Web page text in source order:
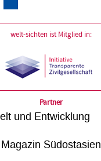
welt-sichten ist Mitglied in:
Partner
und Entwicklung
Magazin Südostasien